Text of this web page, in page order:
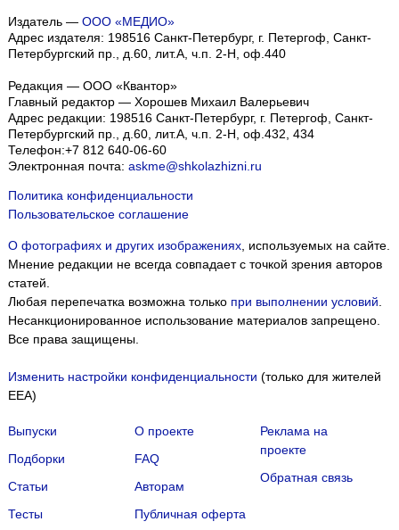
Издатель — ООО «МЕДИО»
Адрес издателя: 198516 Санкт-Петербург, г. Петергоф, Санкт-
Петербургский пр., д.60, лит.А, ч.п. 2-Н, оф.440
Редакция — ООО «Квантор»
Главный редактор — Хорошев Михаил Валерьевич
Адрес редакции: 198516 Санкт-Петербург, г. Петергоф Санкт-
Петербургский пр., д.60, лит.А, ч.п. 2-Н, оф.432, 434
Телефон:+7 812 640-06-60
Электронная почта: askme@shkolazhizni.ru
Политика конфиденциальности
Пользовательское соглашение
О фотографиях и других изображениях, используемых на сайте.
Мнение редакции не всегда совпадает с точкой зрения авторов
статей.
Любая перепечатка возможна только при выполнении условий
Несанкционированное использование материалов запрещено.
Все права защищены.
Изменить настройки конфиденциальности (только для жителей
EEA)
Выпуски
Подборки
Статьи
Тесты
О проекте
FAQ
Авторам
Публичная оферта
Реклама на
проекте
Обратная связь